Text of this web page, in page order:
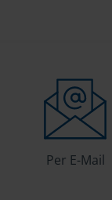
Per E-Mail